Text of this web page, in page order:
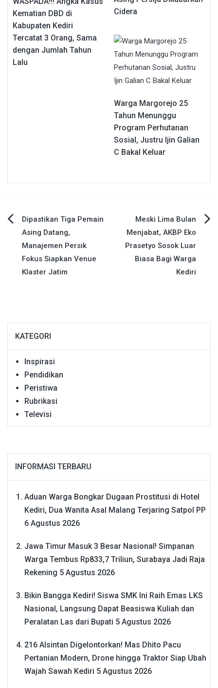
Kematian DBD di
Kabupaten Kediri
Tercatat 3 Orang, Sama
dengan Jumlah Tahun
Lalu
Cidera
Warga Margorejo 25
Tahun Menunggu
Program Perhutanan
Sosial, Justru Ijin Galian
C Bakal Keluar
Navigasi
pos
Dipastikan Tiga Pemain
Asing Datang,
Manajemen Persik
Fokus Siapkan Venue
Klaster Jatim
Meski Lima Bulan
Menjabat, AKBP Eko
Prasetyo Sosok Luar
Biasa Bagi Warga
Kediri
KATEGORI
Inspirasi
Pendidikan
Peristiwa
Rubrikasi
Televisi
INFORMASI TERBARU
Aduan Warga Bongkar Dugaan Prostitusi di Hotel
Kediri, Dua Wanita Asal Malang Terjaring Satpol PP
6 Agustus 2026
Jawa Timur Masuk 3 Besar Nasional! Simpanan
Warga Tembus Rp833,7 Triliun, Surabaya Jadi Raja
Rekening 5 Agustus 2026
Bikin Bangga Kediri! Siswa SMK Ini Raih Emas LKS
Nasional, Langsung Dapat Beasiswa Kuliah dan
Peralatan Las dari Bupati 5 Agustus 2026
216 Alsintan Digelontorkan! Mas Dhito Pacu
Pertanian Modern, Drone hingga Traktor Siap Ubah
Wajah Sawah Kediri 5 Agustus 2026